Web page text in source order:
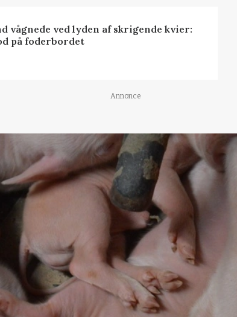
vågnede ved lyden af skrigende kvier:
på foderbordet
Annonce